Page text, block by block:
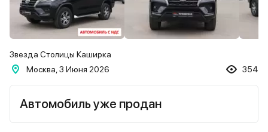
Звезда Столицы Каширка
Москва, 3 Июня 2026
354
Автомобиль уже продан